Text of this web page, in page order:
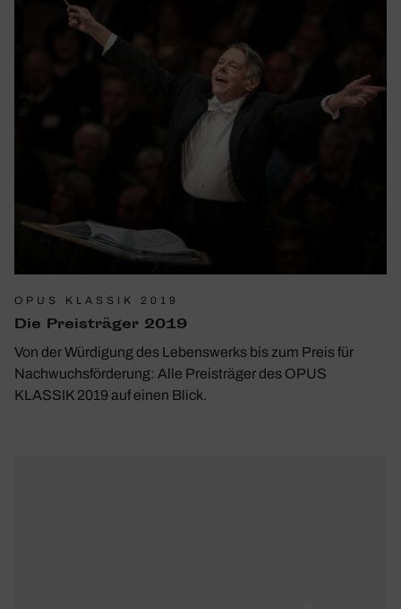
OPUS KLASSIK 2019
Die Preis­träger 2019
Von der Würdigung des Lebenswerks bis zum Preis für
Nachwuchsförderung: Alle Preisträger des OPUS
KLASSIK 2019 auf einen Blick.